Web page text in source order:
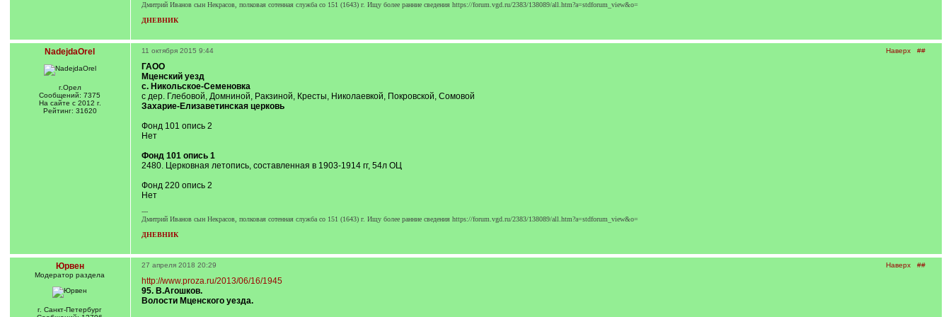
Дмитрий Иванов сын Некрасов, полковая сотенная служба со 151 (1643) г. Ищу более ранние сведения https://forum.vgd.ru/2383/138089/all.htm?a=stdforum_view&o=
ДНЕВНИК
NadejdaOrel
г.Орел
Сообщений: 7375
На сайте с 2012 г.
Рейтинг: 31620
Наверх ##
11 октября 2015 9:44
ГАОО
Мценский уезд
с. Никольское-Семеновка
с дер. Глебовой, Домниной, Ракзиной, Кресты, Николаевкой, Покровской, Сомовой
Захарие-Елизаветинская церковь
Фонд 101 опись 2
Нет
Фонд 101 опись 1
2480. Церковная летопись, составленная в 1903-1914 гг, 54л ОЦ
Фонд 220 опись 2
Нет
---
Дмитрий Иванов сын Некрасов, полковая сотенная служба со 151 (1643) г. Ищу более ранние сведения https://forum.vgd.ru/2383/138089/all.htm?a=stdforum_view&o=
ДНЕВНИК
Юрвен
Модератор раздела
г. Санкт-Петербург
Наверх ##
27 апреля 2018 20:29
http://www.proza.ru/2013/06/16/1945
95. В.Агошков.
Волости Мценского уезда.